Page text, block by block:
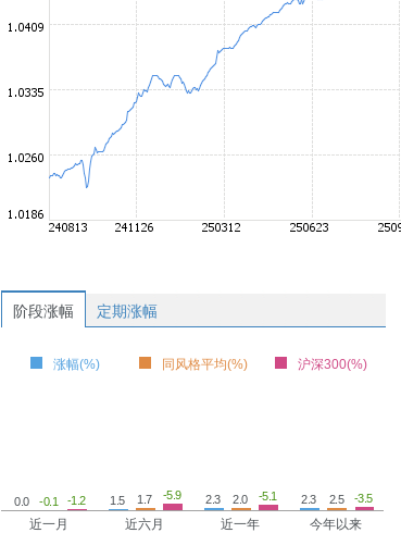
阶段涨幅 定期涨幅
涨幅(%) 同风格平均(%) 沪深300(%)
0.0 -0.1 -1.2
近一月
1.5 1.7 -5.9
近六月
2.3 2.0 -5.1
近一年
2.3 2.5 -3.5
今年以来